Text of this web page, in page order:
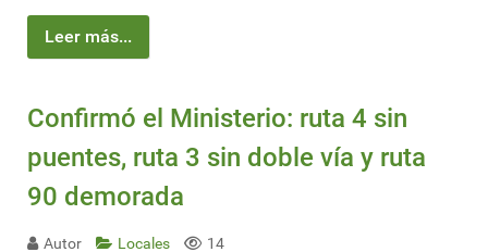
Leer más...
Confirmó el Ministerio: ruta 4 sin
puentes, ruta 3 sin doble vía y ruta
90 demorada
Autor Locales 14